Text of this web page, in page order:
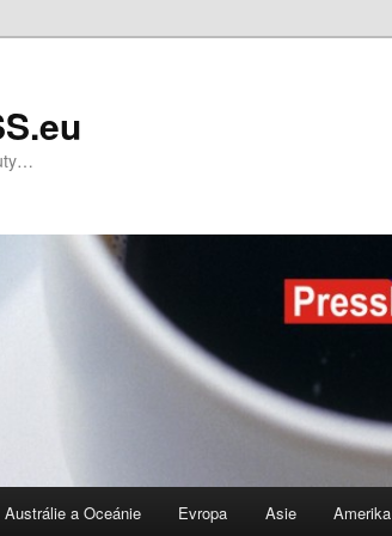
Austrálie a Oceánie Evropa Asie Amerika